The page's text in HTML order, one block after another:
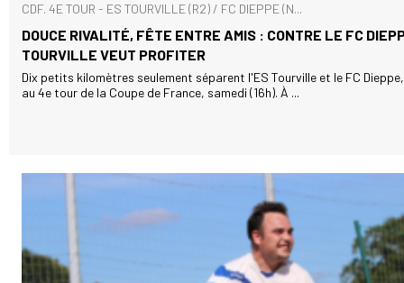
CDF. 4E TOUR - ES TOURVILLE (R2) / FC DIEPPE (N...
DOUCE RIVALITÉ, FÊTE ENTRE AMIS : CONTRE LE FC
TOURVILLE VEUT PROFITER
Dix petits kilomètres seulement séparent l'ES Tourville et le FC
au 4e tour de la Coupe de France, samedi (16h). À ...